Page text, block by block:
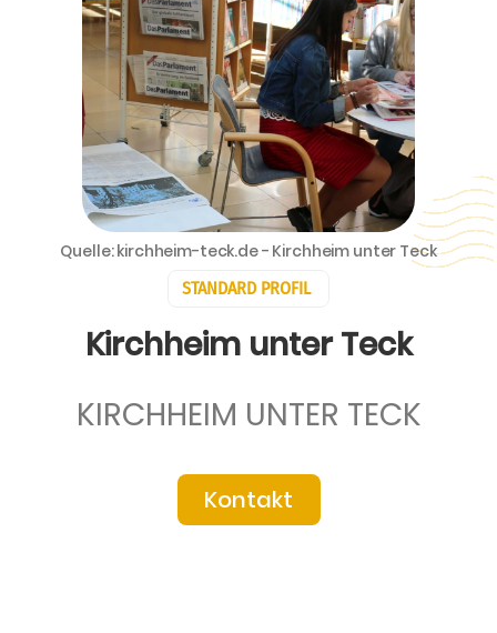
STANDARD PROFIL
Kirchheim unter Teck
KIRCHHEIM UNTER TECK
Kontakt
Quelle: kirchheim-teck.de - Kirchheim unter Teck